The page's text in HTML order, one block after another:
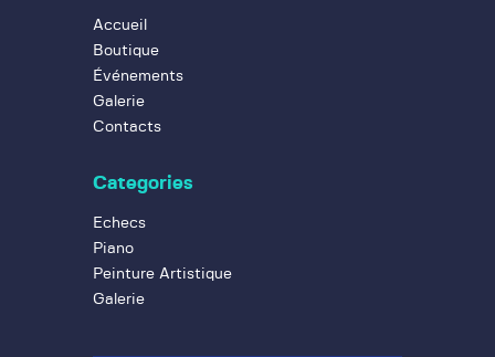
Accueil
Boutique
Événements
Galerie
Contacts
Categories
Echecs
Piano
Peinture Artistique
Galerie